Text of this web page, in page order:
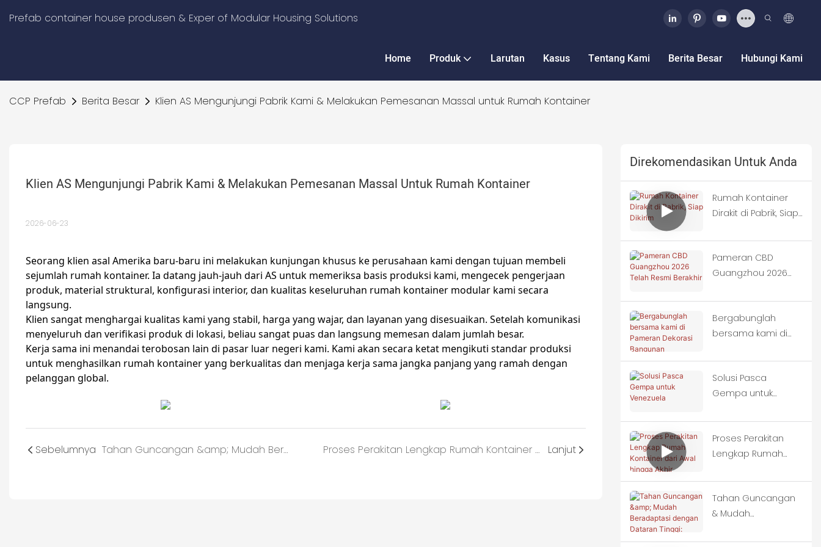
Prefab container house produsen & Exper of Modular Housing Solutions
Home Produk Larutan Kasus Tentang Kami Berita Besar Hubungi Kami
CCP Prefab Berita Besar Klien AS Mengunjungi Pabrik Kami & Melakukan Pemesanan Massal untuk Rumah Kontainer
Klien AS Mengunjungi Pabrik Kami & Melakukan Pemesanan Massal Untuk Rumah Kontainer
2026-06-23
Seorang klien asal Amerika baru-baru ini melakukan kunjungan khusus ke perusahaan kami dengan tujuan membeli
sejumlah rumah kontainer. Ia datang jauh-jauh dari AS untuk memeriksa basis produksi kami, mengecek pengerjaan
produk, material struktural, konfigurasi interior, dan kualitas keseluruhan rumah kontainer modular kami secara
langsung.
Klien sangat menghargai kualitas kami yang stabil, harga yang wajar, dan layanan yang disesuaikan. Setelah komunikasi
menyeluruh dan verifikasi produk di lokasi, beliau sangat puas dan langsung memesan dalam jumlah besar.
Kerja sama ini menandai terobosan lain di pasar luar negeri kami. Kami akan secara ketat mengikuti standar produksi
untuk menghasilkan rumah kontainer yang berkualitas dan menjaga kerja sama jangka panjang yang ramah dengan
pelanggan global.
Sebelumnya Tahan Guncangan &amp; Mudah Beradaptasi dengan Dataran Tinggi: Rumah Kontainer sebagai Tempat Berlindung Ideal untuk Zona yang Terdampak Gempa Bumi Proses Perakitan Lengkap Rumah Kontainer dari Awal hingga Akhir Lanjut
Direkomendasikan Untuk Anda
Rumah Kontainer
Dirakit di Pabrik, Siap
Pameran CBD
Guangzhou 2026
Bergabunglah
bersama kami di
Bangunan
Internasional China
(Guangzhou) ke-28.
Solusi Pasca
Gempa untuk
Proses Perakitan
Lengkap Rumah
hingga Akhir
Tahan Guncangan
& Mudah
dengan Dataran